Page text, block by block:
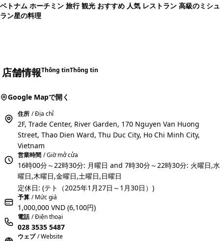
ベトナム ホーチミン 旅行 観光 おすすめ 人気 レストラン 高級のミシュ
ラン星の料理
店舗情報Thông tinThông tin
Google Mapで開く
住所 / Địa chỉ
2F, Trade Center, River Garden, 170 Nguyen Van Huong
Street, Thao Dien Ward, Thu Duc City, Ho Chi Minh City,
Vietnam
営業時間 / Giờ mở cửa
16時00分～22時30分: 月曜日 and 7時30分～22時30分: 火曜日,水
曜日,木曜日,金曜日,土曜日,日曜日
定休日: (テト（2025年1月27日～1月30日）)
予算 / Mức giá
1,000,000 VND (6,100円)
電話 / Điện thoại
028 3535 5487
ウェブ / Website